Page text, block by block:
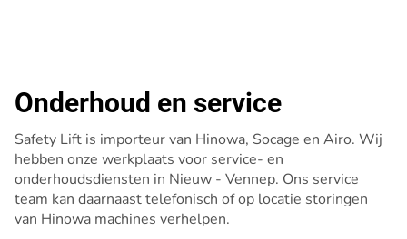
Onderhoud en service
Safety Lift is importeur van Hinowa, Socage en Airo. Wij
hebben onze werkplaats voor service- en
onderhoudsdiensten in Nieuw - Vennep. Ons service
team kan daarnaast telefonisch of op locatie storingen
van Hinowa machines verhelpen.